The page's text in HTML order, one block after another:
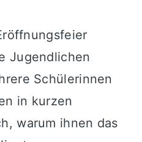
Jugendlichen
Schülerinnen
in kurzen
warum ihnen das